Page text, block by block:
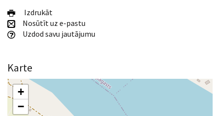
Izdrukāt
Nosūtīt uz e-pastu
Uzdod savu jautājumu
Karte
+
−